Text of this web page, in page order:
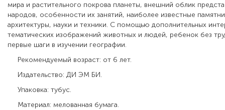
мира и растительного покрова планеты, внешний облик
народов, особенности их занятий, наиболее известные
архитектуры, науки и техники. С помощью дополнительных
тематических изображений животных и людей, ребенок без
первые шаги в изучении географии.
Рекомендуемый возраст: от 6 лет.
Издательство: ДИ ЭМ БИ.
Упаковка: тубус.
Материал: мелованная бумага.